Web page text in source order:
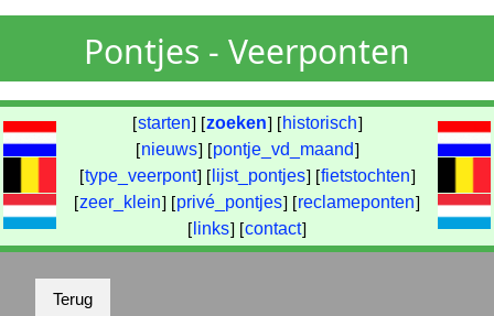
Pontjes - Veerponten
[starten] [zoeken] [ historisch]
[nieuws] [pontje_vd_maand]
[type_veerpont] [ lijst_pontjes] [fietstochten]
[zeer_klein] [privé_pontjes] [reclameponten]
[ links] [contact]